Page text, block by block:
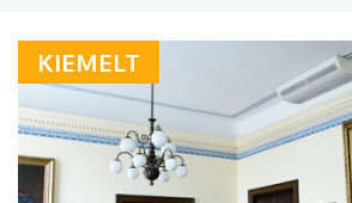
KIEMELT